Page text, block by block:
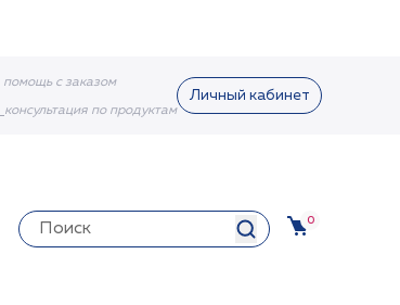
помощь с заказом
консультация по продуктам
Личный кабинет
0